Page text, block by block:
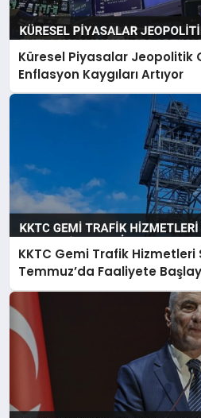
Küresel Piyasalar Jeopolitik
Enflasyon Kaygıları Artıyor
KKTC Gemi Trafik Hizmetleri
Temmuz’da Faaliyete